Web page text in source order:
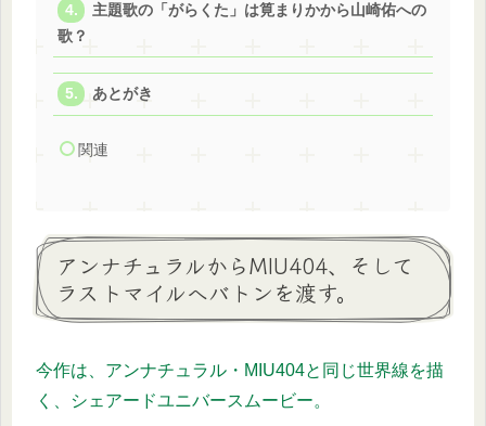
主題歌の「がらくた」は筧まりかから山崎佑への
歌？
あとがき
関連
アンナチュラルからMIU404、そして
ラストマイルへバトンを渡す。
今作は、アンナチュラル・MIU404と同じ世界線を描
く、シェアードユニバースムービー。